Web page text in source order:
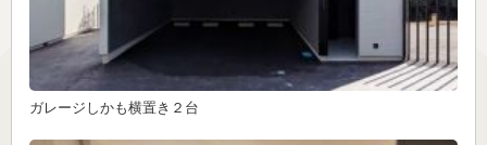
ガレージしかも横置き２台